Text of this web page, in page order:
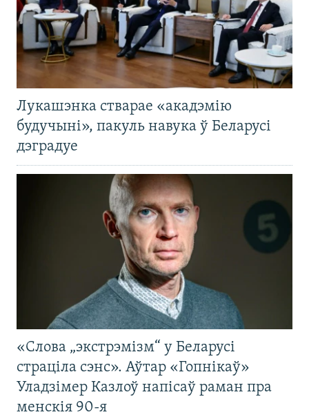
Лукашэнка стварае «акадэмію
будучыні», пакуль навука ў Беларусі
дэградуе
«Слова „экстрэмізм“ у Беларусі
страціла сэнс». Аўтар «Гопнікаў»
Уладзімер Казлоў напісаў раман пра
менскія 90-я